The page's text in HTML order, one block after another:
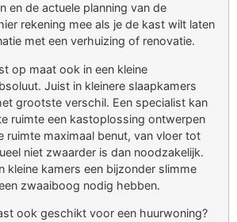
en de actuele planning van de
rekening mee als je de kast wilt laten
met een verhuizing of renovatie.
op maat ook in een kleine
Juist in kleinere slaapkamers
grootste verschil. Een specialist kan
ruimte een kastoplossing ontwerpen
ruimte maximaal benut, van vloer tot
niet zwaarder is dan noodzakelijk.
kleine kamers een bijzonder slimme
zwaaiboog nodig hebben.
ook geschikt voor een huurwoning?